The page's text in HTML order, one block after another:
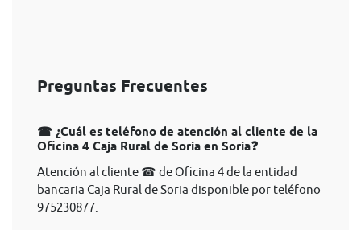
Preguntas Frecuentes
☎ ¿Cuál es teléfono de atención al cliente de la
Oficina 4 Caja Rural de Soria en Soria❓
Atención al cliente ☎ de Oficina 4 de la entidad
bancaria Caja Rural de Soria disponible por teléfono
975230877.